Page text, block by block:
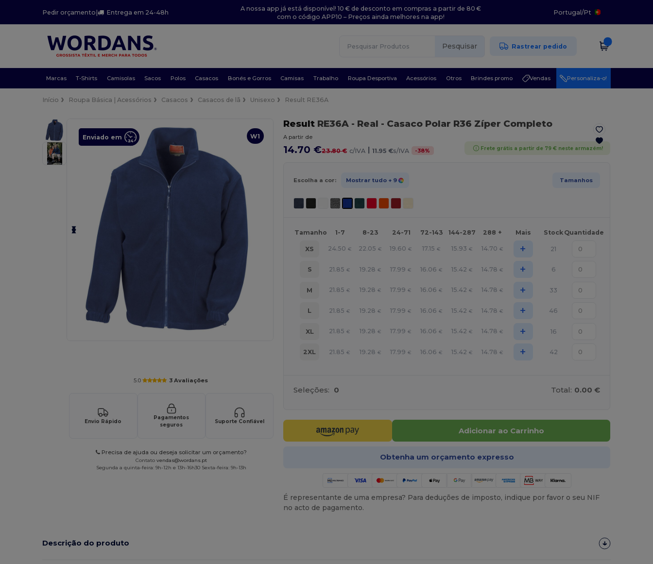
Pedir orçamento| Entrega em 24-48h
A nossa app já está disponível! 10 € de desconto em compras a partir de 80 €
com o código APP10 – Preços ainda melhores na app!
Portugal/Pt
Pesquisar Rastrear pedido
Marcas T-Shirts Camisolas Sacos Polos Casacos Bonés e Gorros Camisas Trabalho Roupa Desportiva Acessórios Otros Brindes promo Vendas Personaliza-o!
Início Roupa Básica | Acessórios Casacos Casacos de lã Unisexo Result RE36A
W1
Enviado em
5.0 3 Avaliações
Envio Rápido
Pagamentos
seguros
Suporte Confiável
Precisa de ajuda ou deseja solicitar um orçamento?
Contatovendas@wordans.pt
Segunda a quinta-feira: 9h-12h e 13h-16h30 Sexta-feira: 9h-13h
ResultRE36A - Real - Casaco Polar R36 Zíper Completo
A partir de
14.70 €23.80 € c/IVA | 11.95 €s/IVA -38% Frete grátis a partir de 79 € neste armazém!
Escolha a cor: Mostrar tudo + 9 Tamanhos
Tamanho 1-7 8-23 24-71 72-143 144-287 288 + Mais Stock Quantidade
XS 24.50 € 22.05 € 19.60 € 17.15 € 15.93 € 14.70 € + 21
S 21.85 € 19.28 € 17.99 € 16.06 € 15.42 € 14.78 € + 6
M 21.85 € 19.28 € 17.99 € 16.06 € 15.42 € 14.78 € + 33
L 21.85 € 19.28 € 17.99 € 16.06 € 15.42 € 14.78 € + 46
XL 21.85 € 19.28 € 17.99 € 16.06 € 15.42 € 14.78 € + 16
2XL 21.85 € 19.28 € 17.99 € 16.06 € 15.42 € 14.78 € + 42
Seleções: 0 Total: 0.00 €
Adicionar ao Carrinho
Obtenha um orçamento expresso
É representante de uma empresa? Para deduções de imposto, indique por favor o seu NIF
no acto de pagamento.
Descrição do produto